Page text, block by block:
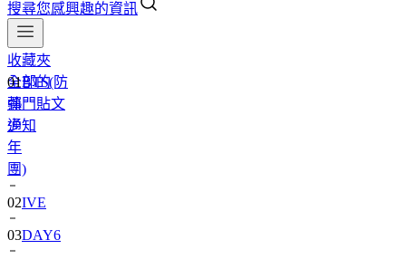
搜尋您感興趣的資訊
收藏夾
全部的
熱門貼文
通知
01BTS(防
彈
少
年
團)
02IVE
03DAY6